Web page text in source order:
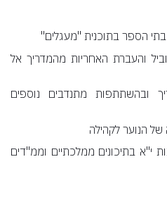
הספר בתוכנית "מעגלים"
והעברת האחריות מהמדריך אל
ובהשתתפות מתנדבים נוספים
של הנוער לקהילה
י"א בתיכונים ממלכתיים וממ"דים